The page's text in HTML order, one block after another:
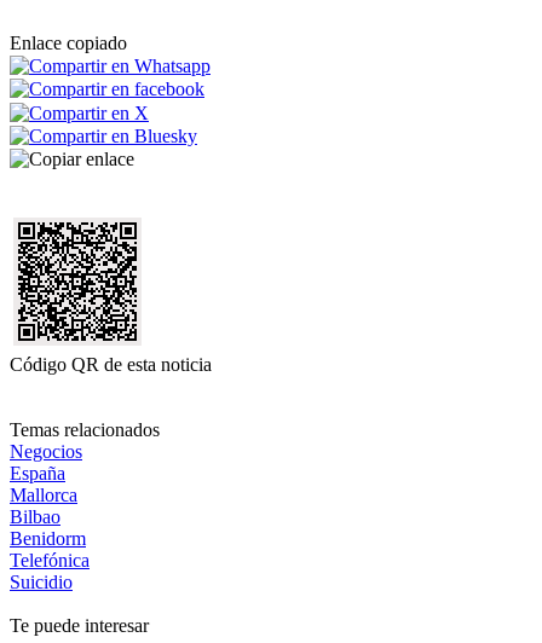
Enlace copiado
Código QR de esta noticia
Temas relacionados
Negocios
España
Mallorca
Bilbao
Benidorm
Telefónica
Suicidio
Te puede interesar